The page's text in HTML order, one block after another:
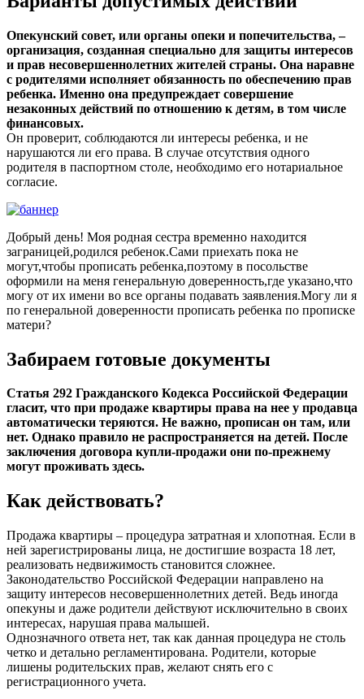
Опекунский совет, или органы опеки и попечительства, –
организация, созданная специально для защиты интересов
и прав несовершеннолетних жителей страны. Она наравне
с родителями исполняет обязанность по обеспечению прав
ребенка. Именно она предупреждает совершение
незаконных действий по отношению к детям, в том числе
финансовых.
Он проверит, соблюдаются ли интересы ребенка, и не
нарушаются ли его права. В случае отсутствия одного
родителя в паспортном столе, необходимо его нотариальное
согласие.
Добрый день! Моя родная сестра временно находится
заграницей,родился ребенок.Сами приехать пока не
могут,чтобы прописать ребенка,поэтому в посольстве
оформили на меня генеральную доверенность,где указано,что
могу от их имени во все органы подавать заявления.Могу ли я
по генеральной доверенности прописать ребенка по прописке
матери?
Забираем готовые документы
Статья 292 Гражданского Кодекса Российской Федерации
гласит, что при продаже квартиры права на нее у продавца
автоматически теряются. Не важно, прописан он там, или
нет. Однако правило не распространяется на детей. После
заключения договора купли-продажи они по-прежнему
могут проживать здесь.
Как действовать?
Продажа квартиры – процедура затратная и хлопотная. Если в
ней зарегистрированы лица, не достигшие возраста 18 лет,
реализовать недвижимость становится сложнее.
Законодательство Российской Федерации направлено на
защиту интересов несовершеннолетних детей. Ведь иногда
опекуны и даже родители действуют исключительно в своих
интересах, нарушая права малышей.
Однозначного ответа нет, так как данная процедура не столь
четко и детально регламентирована. Родители, которые
лишены родительских прав, желают снять его с
регистрационного учета.